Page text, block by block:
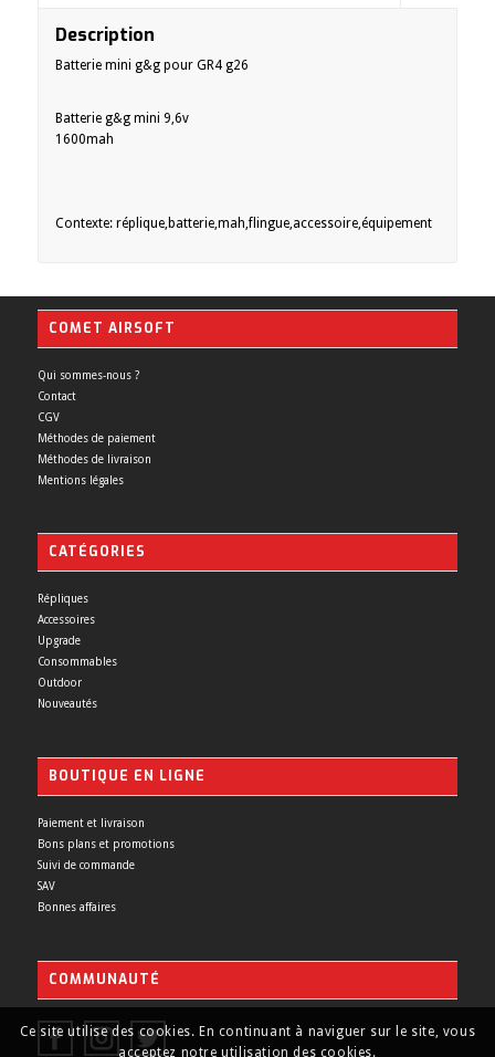
Description
Batterie mini g&g pour GR4 g26
Batterie g&g mini 9,6v
1600mah
Contexte: réplique,batterie,mah,flingue,accessoire,équipement
COMET AIRSOFT
Qui sommes-nous ?
Contact
CGV
Méthodes de paiement
Méthodes de livraison
Mentions légales
CATÉGORIES
Répliques
Accessoires
Upgrade
Consommables
Outdoor
Nouveautés
BOUTIQUE EN LIGNE
Paiement et livraison
Bons plans et promotions
Suivi de commande
SAV
Bonnes affaires
COMMUNAUTÉ
Ce site utilise des cookies. En continuant à naviguer sur le site, vous
acceptez notre utilisation des cookies.